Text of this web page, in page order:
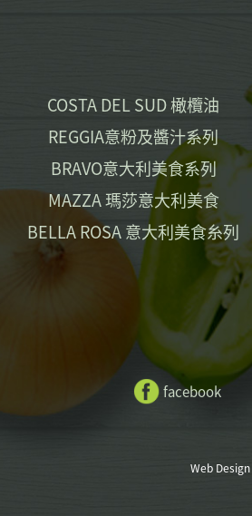
COSTA DEL SUD 橄欖油
REGGIA意粉及醬汁系列
BRAVO意大利美食系列
MAZZA 瑪莎意大利美食
BELLA ROSA 意大利美食糸列
facebook
Web Design